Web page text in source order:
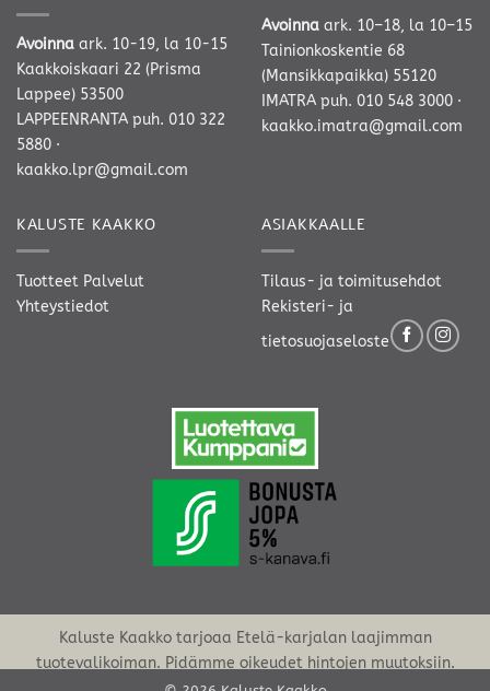
Avoinna ark. 10-19, la 10-15
Kaakkoiskaari 22 (Prisma
Lappee) 53500
LAPPEENRANTA puh. 010 322
5880 ·
kaakko.lpr@gmail.com
Avoinna ark. 10–18, la 10–15
Tainionkoskentie 68
(Mansikkapaikka) 55120
IMATRA puh. 010 548 3000 ·
kaakko.imatra@gmail.com
KALUSTE KAAKKO
Tuotteet Palvelut
Yhteystiedot
ASIAKKAALLE
Tilaus- ja toimitusehdot
Rekisteri- ja
tietosuojaseloste
Kaluste Kaakko tarjoaa Etelä-karjalan laajimman
tuotevalikoiman. Pidämme oikeudet hintojen muutoksiin.